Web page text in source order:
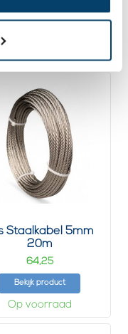
Staalkabel 5mm
20m
64,25
Bekijk product
Op voorraad